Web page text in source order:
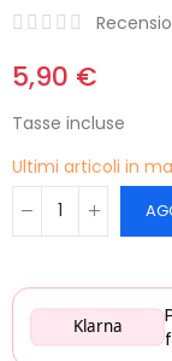
5,90 €
Tasse incluse
Ultimi articoli in
Klarna